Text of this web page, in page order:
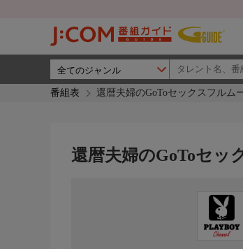
番組表 還暦夫婦のGoToセックスフル
還暦夫婦のGoToセッ